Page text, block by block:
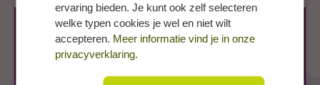
OSS, Euterpelaan
Euterpelaan 100
5344 CS OSS
ervaring bieden. Je kunt ook zelf selecteren
welke typen cookies je wel en niet wilt
accepteren. Meer informatie vind je in onze
privacyverklaring.